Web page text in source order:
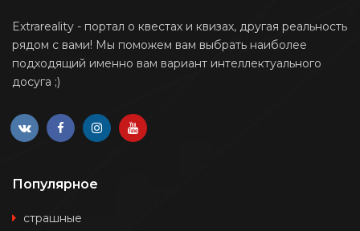
Extrareality - портал о квестах и квизах, другая реальность
рядом с вами! Мы поможем вам выбрать наиболее
подходящий именно вам вариант интеллектуального
досуга ;)
Популярное
страшные